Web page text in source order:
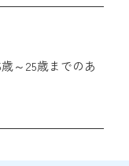
～25歳までのあ